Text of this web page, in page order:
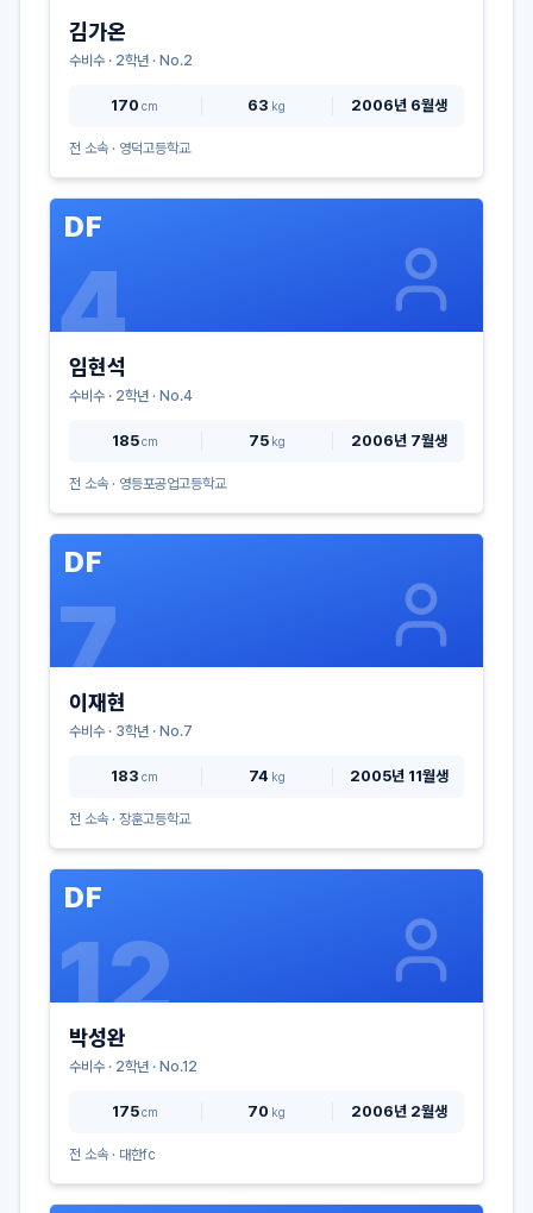
김가온
수비수· 2학년 · No.2
170 cm 63 kg 2006년 6월생
전 소속 · 영덕고등학교
DF
4
임현석
수비수· 2학년 · No.4
185cm 75 kg 2006년 7월생
전 소속 · 영등포공업고등학교
DF
7
이재현
수비수· 3학년 · No.7
183 cm 74 kg 2005년 11월생
전 소속 · 장훈고등학교
DF
12
박성완
수비수· 2학년 · No.12
175cm 70 kg 2006년 2월생
전 소속 · 대한fc